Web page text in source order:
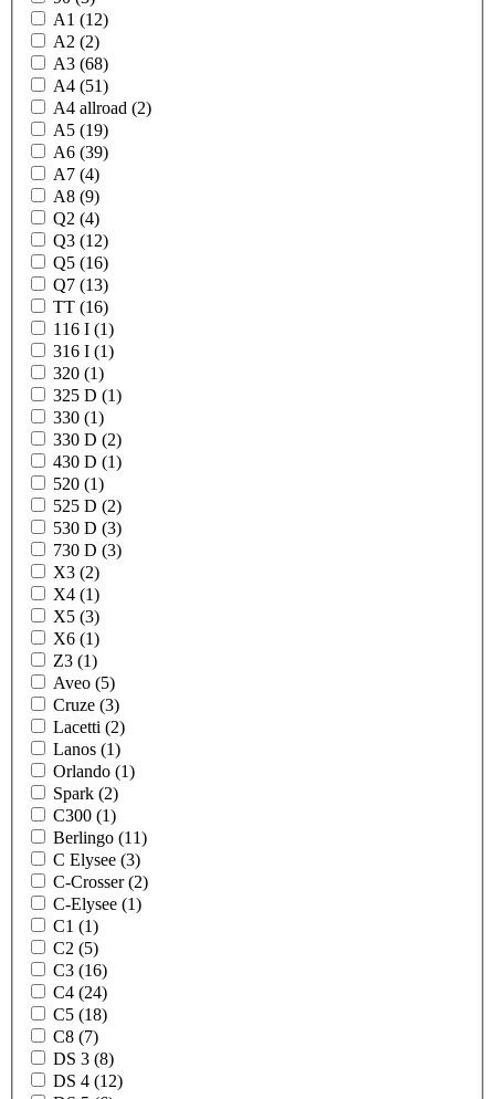
A1 (12)
A2 (2)
A3 (68)
A4 (51)
A4 allroad (2)
A5 (19)
A6 (39)
A7 (4)
A8 (9)
Q2 (4)
Q3 (12)
Q5 (16)
Q7 (13)
TT (16)
116 I (1)
316 I (1)
320 (1)
325 D (1)
330 (1)
330 D (2)
430 D (1)
520 (1)
525 D (2)
530 D (3)
730 D (3)
X3 (2)
X4 (1)
X5 (3)
X6 (1)
Z3 (1)
Aveo (5)
Cruze (3)
Lacetti (2)
Lanos (1)
Orlando (1)
Spark (2)
C300 (1)
Berlingo (11)
C Elysee (3)
C-Crosser (2)
C-Elysee (1)
C1 (1)
C2 (5)
C3 (16)
C4 (24)
C5 (18)
C8 (7)
DS 3 (8)
DS 4 (12)